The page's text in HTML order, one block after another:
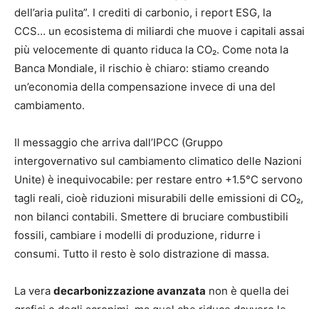
dell’aria pulita”. I crediti di carbonio, i report ESG, la
CCS… un ecosistema di miliardi che muove i capitali assai
più velocemente di quanto riduca la CO₂. Come nota la
Banca Mondiale, il rischio è chiaro: stiamo creando
un’economia della compensazione invece di una del
cambiamento.
Il messaggio che arriva dall’IPCC (Gruppo
intergovernativo sul cambiamento climatico delle Nazioni
Unite) è inequivocabile: per restare entro +1.5°C servono
tagli reali, cioè riduzioni misurabili delle emissioni di CO₂,
non bilanci contabili. Smettere di bruciare combustibili
fossili, cambiare i modelli di produzione, ridurre i
consumi. Tutto il resto è solo distrazione di massa.
La vera decarbonizzazione avanzata non è quella dei